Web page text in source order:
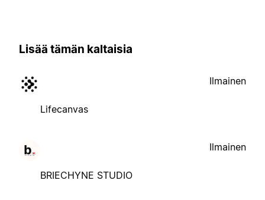
Lisää tämän kaltaisia
Lifecanvas
Ilmainen
BRIECHYNE STUDIO
Ilmainen